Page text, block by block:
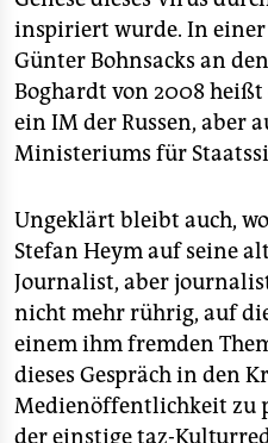
inspiriert wurde. In
Günter Bohnsacks an
Boghardt von 2008 heißt
ein IM der Russen, aber
Ministeriums für
Ungeklärt bleibt auch,
Stefan Heym auf seine
Journalist, aber
nicht mehr rührig, auf
einem ihm fremden
dieses Gespräch in den
Medienöffentlichkeit zu
der einstige taz-